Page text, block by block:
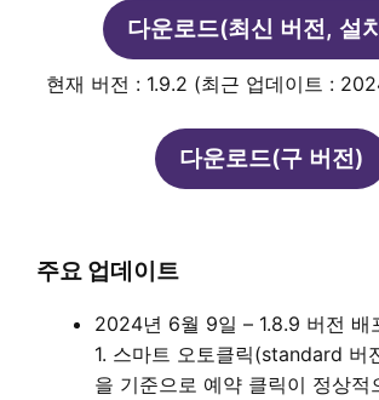
다운로드(최신 버전, 설
현재 버전 : 1.9.2 (최근 업데이트 :
다운로드(구 버전)
주요 업데이트
2024년 6월 9일 – 1.8.9 버전 배
1. 스마트 오토클릭(standard 버
을 기준으로 예약 클릭이 정상적